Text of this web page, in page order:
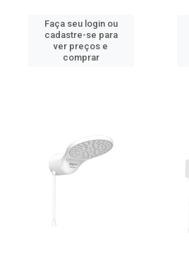
Faça seu login ou
cadastre-se para
ver preços e
comprar